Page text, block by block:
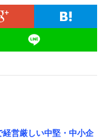
営厳しい中堅・中小企